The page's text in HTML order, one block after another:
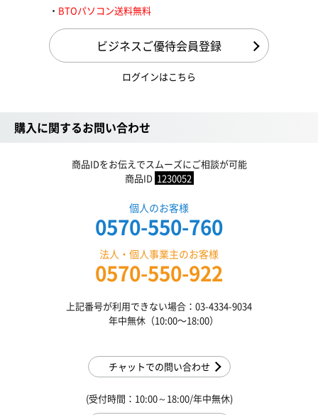
BTOパソコン送料無料
ビジネスご優待会員登録
ログインはこちら
購入に関するお問い合わせ
商品IDをお伝えでスムーズにご相談が可能
商品ID 1230052
個人のお客様
0570-550-760
法人・個人事業主のお客様
0570-550-922
上記番号が利用できない場合：03-4334-9034
年中無休（10:00〜18:00）
チャットでの問い合わせ
(受付時間：10:00～18:00/年中無休)